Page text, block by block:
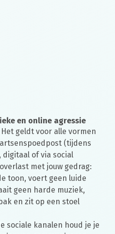
en online agressie
Het geldt voor alle vormen
(tijdens
digitaal of via social
met jouw gedrag:
toon, voert geen luide
geen harde muziek,
en zit op een stoel
sociale kanalen houd je je